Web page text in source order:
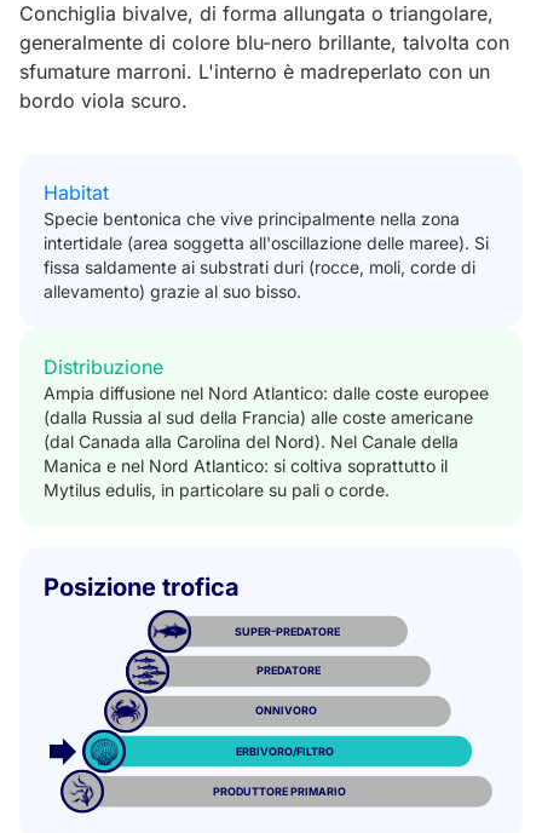
Conchiglia bivalve, di forma allungata o triangolare,
generalmente di colore blu-nero brillante, talvolta con
sfumature marroni. L'interno è madreperlato con un
bordo viola scuro.
Habitat
Specie bentonica che vive principalmente nella zona
intertidale (area soggetta all'oscillazione delle maree). Si
fissa saldamente ai substrati duri (rocce, moli, corde di
allevamento) grazie al suo bisso.
Distribuzione
Ampia diffusione nel Nord Atlantico: dalle coste europee
(dalla Russia al sud della Francia) alle coste americane
(dal Canada alla Carolina del Nord). Nel Canale della
Manica e nel Nord Atlantico: si coltiva soprattutto il
Mytilus edulis, in particolare su pali o corde.
Posizione trofica
PREDATORE
ONNIVORO
ERBIVORO/FILTRO
PRODUTTORE PRIMARIO
SUPER-PREDATORE